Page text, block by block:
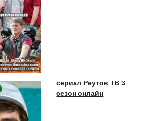
сериал Реутов ТВ 3
сезон онлайн